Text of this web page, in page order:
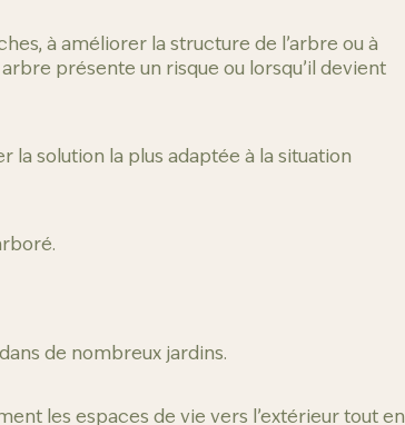
à améliorer la structure de l’arbre ou à
présente un risque ou lorsqu’il devient
la solution la plus adaptée à la situation
de nombreux jardins.
les espaces de vie vers l’extérieur tout en